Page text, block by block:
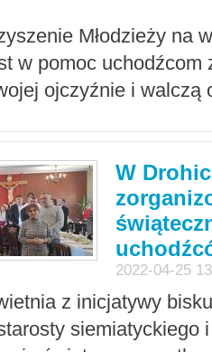
Młodzieży na
w pomoc uchodźcom
ojczyźnie i walczą
W
2022-04-25
z inicjatywy
siemiatyckiego